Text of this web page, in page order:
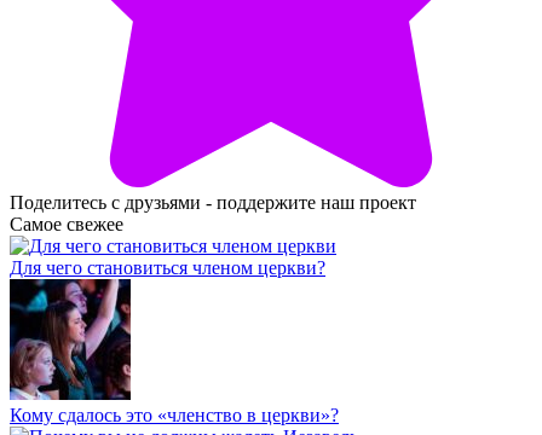
Поделитесь с друзьями - поддержите наш проект
Самое свежее
Для чего становиться членом церкви?
Кому сдалось это «членство в церкви»?